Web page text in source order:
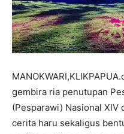
gembira ria penutupan
(Pesparawi) Nasional
cerita haru sekaligus